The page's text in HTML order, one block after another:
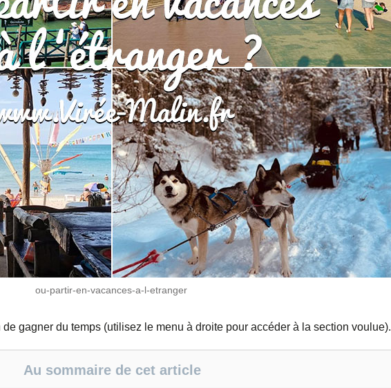
ou-partir-en-vacances-a-l-etranger
gagner du temps (utilisez le menu à droite pour accéder à la section voulue).
Au sommaire de cet article